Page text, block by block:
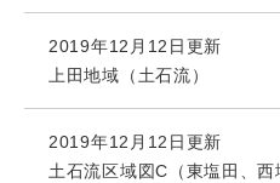
2019年12月12日更新
上田地域（土石流）
2019年12月12日更新
土石流区域図C（東塩田、西